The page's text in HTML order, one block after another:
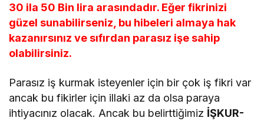
30 ila 50 Bin lira arasındadır. Eğer fikrinizi
güzel sunabilirseniz, bu hibeleri almaya hak
kazanırsınız ve sıfırdan parasız işe sahip
olabilirsiniz.
Parasız iş kurmak isteyenler için bir çok iş fikri var
ancak bu fikirler için illaki az da olsa paraya
ihtiyacınız olacak. Ancak bu belirttiğimiz İŞKUR-